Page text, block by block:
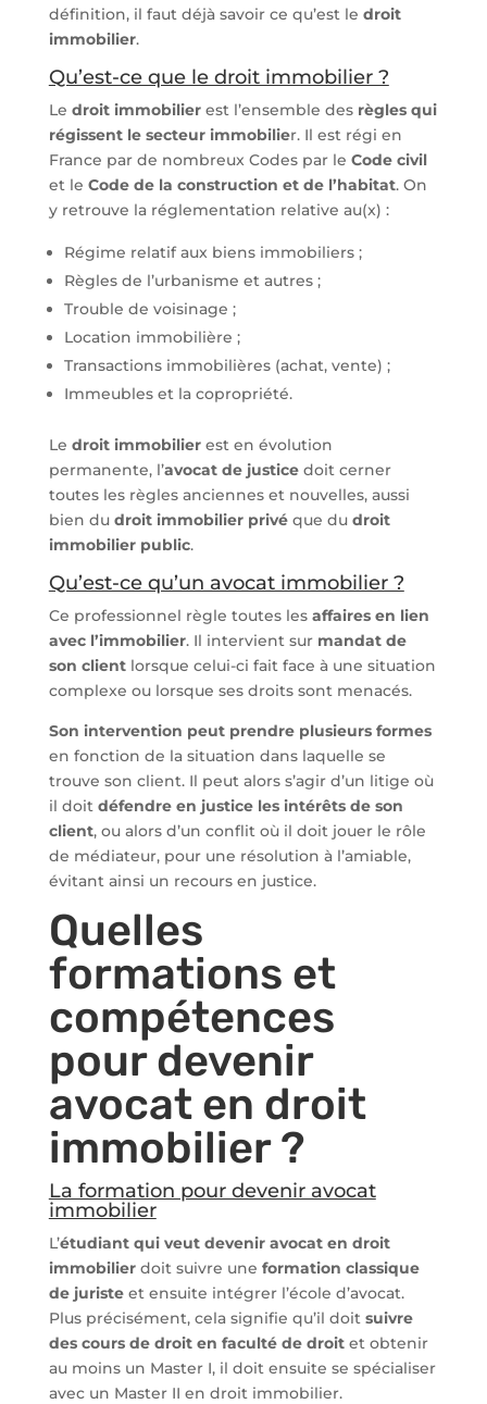
définition, il faut déjà savoir ce qu’est le droit
immobilier.
Qu’est-ce que le droit immobilier ?
Le droit immobilierest l’ensemble desrègles qui
régissent le secteur immobilier. Il est régi en
France par de nombreux Codes par le Code civil
et le Code de la construction et de l’habitat. On
y retrouve la réglementation relative au(x) :
Régime relatif aux biens immobiliers ;
Règles de l’urbanisme et autres ;
Trouble de voisinage ;
Location immobilière ;
Transactions immobilières (achat, vente) ;
Immeubles et la copropriété.
Le droit immobilierest en évolution
permanente, l’avocat de justicedoit cerner
toutes les règles anciennes et nouvelles, aussi
bien du droit immobilier privéque du droit
immobilier public.
Qu’est-ce qu’un avocat immobilier ?
Ce professionnel règle toutes les affaires en lien
avec l’immobilier. Il intervient sur mandat de
son clientlorsque celui-ci fait face à une situation
complexe ou lorsque ses droits sont menacés.
Son intervention peut prendre plusieurs formes
en fonction de la situation dans laquelle se
trouve son client. Il peut alors s’agir d’un litige où
il doit défendre en justice les intérêts de son
client, ou alors d’un conflit où il doit jouer le rôle
de médiateur, pour une résolution à l’amiable,
évitant ainsi un recours en justice.
Quelles
formations et
compétences
pour devenir
avocat en droit
immobilier ?
La formation pour devenir avocat
immobilier
L’étudiant qui veut devenir avocat en droit
immobilierdoit suivre une formation classique
de juristeet ensuite intégrer l’école d’avocat.
Plus précisément, cela signifie qu’il doit suivre
des cours de droit en faculté de droitet obtenir
au moins un Master I, il doit ensuite se spécialiser
avec un Master II en droit immobilier.